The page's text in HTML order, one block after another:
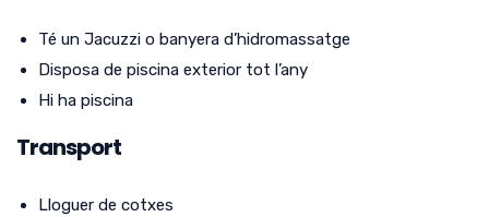
Té un Jacuzzi o banyera d’hidromassatge
Disposa de piscina exterior tot l’any
Hi ha piscina
Transport
Lloguer de cotxes